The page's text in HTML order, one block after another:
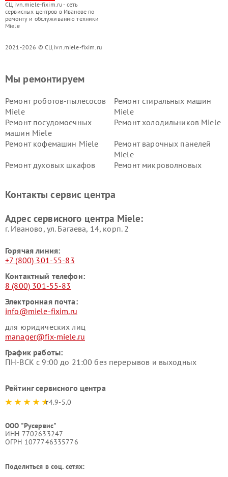
СЦ ivn.miele-fixim.ru - сеть
сервисных центров в Иванове по
ремонту и обслуживанию техники
Miele
2021-2026 © СЦ ivn.miele-fixim.ru
Мы ремонтируем
Ремонт роботов-пылесосов
Miele
Ремонт стиральных машин
Miele
Ремонт посудомоечных
машин Miele
Ремонт холодильников Miele
Ремонт кофемашин Miele
Ремонт варочных панелей
Miele
Ремонт духовых шкафов
Ремонт микроволновых
Miele
Miele
пылесосов Miele
Контакты сервис центра
Адрес сервисного центра Miele:
г. Иваново, ул. Багаева, 14, корп. 2
Горячая линия:
+7 (800) 301-55-83
Контактный телефон:
8 (800) 301-55-83
Электронная почта:
info@miele-fixim.ru
для юридических лиц
manager@fix-miele.ru
График работы:
ПН-ВСК с 9:00 до 21:00 без перерывов и выходных
Рейтинг сервисного центра
4.9-5.0
ООО "Русервис"
ИНН 7702633247
ОГРН 1077746335776
Поделиться в соц. сетях: